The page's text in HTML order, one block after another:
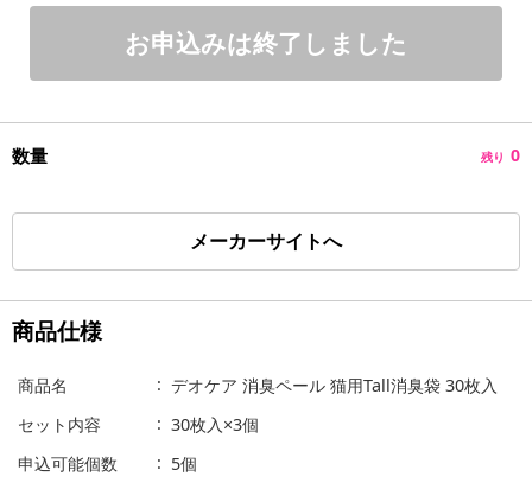
お申込みは終了しました
数量 残り 0
メーカーサイトへ
商品仕様
商品名
デオケア 消臭ペール 猫用Tall消臭袋 30枚入
セット内容
30枚入×3個
申込可能個数
5個